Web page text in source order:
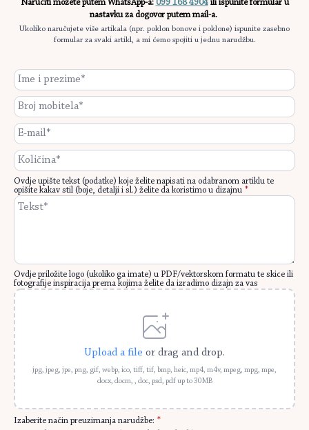
Naručiti možete putem WhatsApp-a: 099 168 4904ili ispunite formular u
nastavku za dogovor putem mail-a.
Ukoliko naručujete više artikala (npr. poklon bonove i poklone) ispunite zasebno
formular za svaki artikl, a mi ćemo spojiti u jednu narudžbu.
Ime
prezime
*
Broje
mobitela
*
E-
mail
*
Količina
Ovdje upište tekst (podatke) koje želite napisati na odabranom artiklu te
opišite kakav stil (boje, detalji i sl.) želite da koristimo u dizajnu *
Ovdje priložite logo (ukoliko ga imate) u PDF/vektorskom formatu te skice ili
fotografije inspiracija prema kojima želite da izradimo dizajn za vas
Upload a file or drag and drop.
jpg, jpeg, jpe, png, gif, webp, ico, tiff, tif, bmp, heic, mp4, m4v, mpeg, mpg, mpe,
docx, docm, , doc, psd, pdf up to 30MB
Izaberite način preuzimanja narudžbe: *